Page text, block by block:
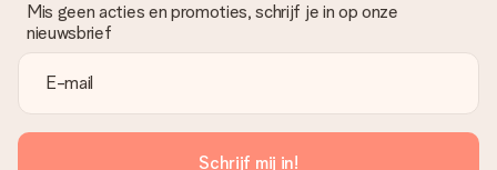
Mis geen acties en promoties, schrijf je in op onze
nieuwsbrief
Schrijf mij in!